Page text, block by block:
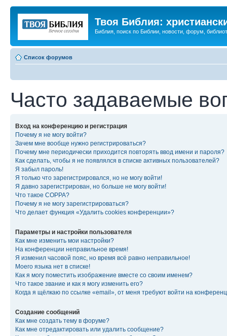
Твоя Библия:
Библия, поиск по Библии, новости, форум,
Список форумов
Часто задаваемые
Вход на конференцию и регистрация
Почему я не могу войти?
Зачем мне вообще нужно регистрироваться?
Почему мне периодически приходится повторять ввод имени и пароля?
Как сделать, чтобы я не появлялся в списке активных пользователей?
Я забыл пароль!
Я только что зарегистрировался, но не могу войти!
Я давно зарегистрирован, но больше не могу войти!
Что такое COPPA?
Почему я не могу зарегистрироваться?
Что делает функция «Удалить cookies конференции»?
Параметры и настройки пользователя
Как мне изменить мои настройки?
На конференции неправильное время!
Я изменил часовой пояс, но время всё равно неправильное!
Моего языка нет в списке!
Как я могу поместить изображение вместе со своим именем?
Что такое звание и как я могу изменить его?
Когда я щёлкаю по ссылке «email», от меня требуют войти на
Создание сообщений
Как мне создать тему в форуме?
Как мне отредактировать или удалить сообщение?